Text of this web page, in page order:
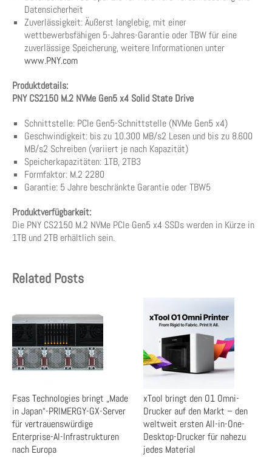
Datensicherheit
Zuverlässigkeit: Äußerst langlebig, mit einer
wettbewerbsfähigen 5-Jahres-Garantie oder TBW für eine
zuverlässige Speicherung, weitere Informationen unter
www.PNY.com
Produktdetails:
PNY CS2150 M.2 NVMe Gen5 x4 Solid State Drive
Schnittstelle: PCIe Gen5-Schnittstelle (NVMe Gen5 x4)
Geschwindigkeit: bis zu 10.300 MB/s2 Lesen und bis zu 8.600
MB/s2 Schreiben (variiert je nach Kapazität)
Speicherkapazitäten: 1TB, 2TB3
Formfaktor: M.2 2280
Garantie: 5 Jahre beschränkte Garantie oder TBW5
Produktverfügbarkeit:
Die PNY CS2150 M.2 NVMe PCIe Gen5 x4 SSDs werden in Kürze in
1TB und 2TB erhältlich sein.
Related Posts
Fsas Technologies bringt „Made
in Japan“-PRIMERGY-GX-Server
für vertrauenswürdige
Enterprise-AI-Infrastrukturen
nach Europa
xTool bringt den O1 Omni-
Drucker auf den Markt – den
weltweit ersten All-in-One-
Desktop-Drucker für nahezu
jedes Material